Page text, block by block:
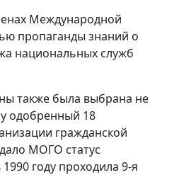
Международной
пропаганды знаний о
национальных служб
также была выбрана не
одобренный 18
гражданской
МОГО статус
году проходила 9-я